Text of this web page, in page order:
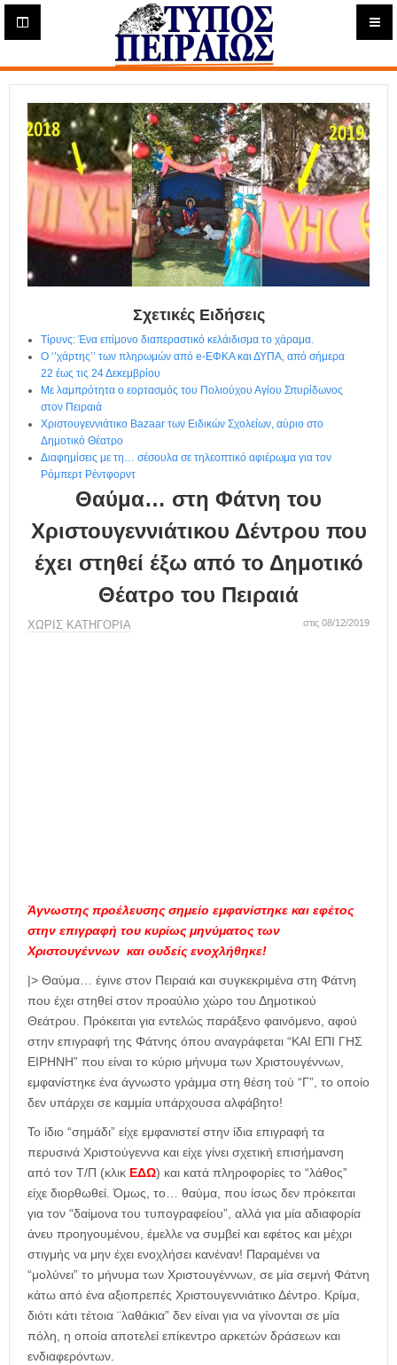
Η
ε
ρ
Σχετικές Ειδήσεις
Τίρυνς: Ένα επίμονο διαπεραστικό κελάιδισμα το χάραμα.
Ο ‘’χάρτης’’ των πληρωμών από e-ΕΦΚΑ και ΔΥΠΑ, από σήμερα
22 έως τις 24 Δεκεμβρίου
Με λαμπρότητα ο εορτασμός του Πολιούχου Αγίου Σπυρίδωνος
στον Πειραιά
Χριστουγεννιάτικο Bazaar των Ειδικών Σχολείων, αύριο στο
Δημοτικό Θέατρο
Διαφημίσεις με τη… σέσουλα σε τηλεοπτικό αφιέρωμα για τον
Ρόμπερτ Ρέντφορντ
Θαύμα… στη Φάτνη του
Χριστουγεννιάτικου Δέντρου που
έχει στηθεί έξω από το Δημοτικό
Θέατρο του Πειραιά
ΧΩΡΊΣ ΚΑΤΗΓΟΡΊΑ στις 08/12/2019
Άγνωστης προέλευσης σημείο εμφανίστηκε και εφέτος
στην επιγραφή του κυρίως μηνύματος των
Χριστουγέννων και ουδείς ενοχλήθηκε!
|> Θαύμα… έγινε στον Πειραιά και συγκεκριμένα στη Φάτνη
που έχει στηθεί στον προαύλιο χώρο του Δημοτικού
Θεάτρου. Πρόκειται για εντελώς παράξενο φαινόμενο, αφού
στην επιγραφή της Φάτνης όπου αναγράφεται “ΚΑΙ ΕΠΙ ΓΗΣ
ΕΙΡΗΝΗ” που είναι το κύριο μήνυμα των Χριστουγέννων,
εμφανίστηκε ένα άγνωστο γράμμα στη θέση τού “Γ”, το οποίο
δεν υπάρχει σε καμμία υπάρχουσα αλφάβητο!
Το ίδιο “σημάδι” είχε εμφανιστεί στην ίδια επιγραφή τα
περυσινά Χριστούγεννα και είχε γίνει σχετική επισήμανση
από τον Τ/Π (κλικ ΕΔΩ) και κατά πληροφορίες το “λάθος”
είχε διορθωθεί. Όμως, το… θαύμα, που ίσως δεν πρόκειται
για τον “δαίμονα του τυπογραφείου”, αλλά για μία αδιαφορία
άνευ προηγουμένου, έμελλε να συμβεί και εφέτος και μέχρι
στιγμής να μην έχει ενοχλήσει κανέναν! Παραμένει να
“μολύνει” το μήνυμα των Χριστουγέννων, σε μία σεμνή Φάτνη
κάτω από ένα αξιοπρεπές Χριστουγεννιάτικο Δέντρο. Κρίμα,
διότι κάτι τέτοια ¨λαθάκια” δεν είναι για να γίνονται σε μία
πόλη, η οποία αποτελεί επίκεντρο αρκετών δράσεων και
ενδιαφερόντων.